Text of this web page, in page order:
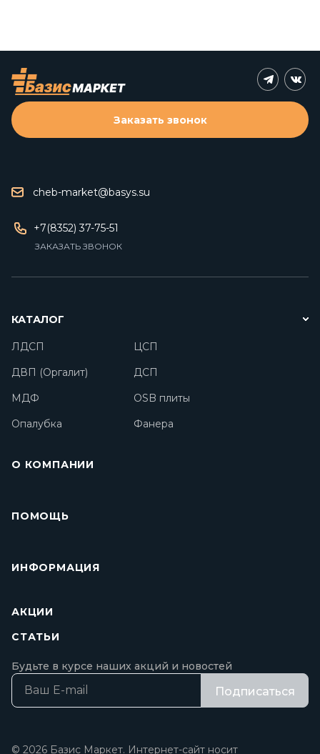
cheb-market@basys.su
+7(8352) 37-75-51
ЗАКАЗАТЬ ЗВОНОК
Заказать звонок
КАТАЛОГ
ЛДСП
ЦСП
ДВП (Оргалит)
ДСП
МДФ
OSB плиты
Опалубка
Фанера
О КОМПАНИИ
ПОМОЩЬ
ИНФОРМАЦИЯ
АКЦИИ
СТАТЬИ
Будьте в курсе наших акций и новостей
Подписаться
© 2026 Базис Маркет. Интернет-сайт носит